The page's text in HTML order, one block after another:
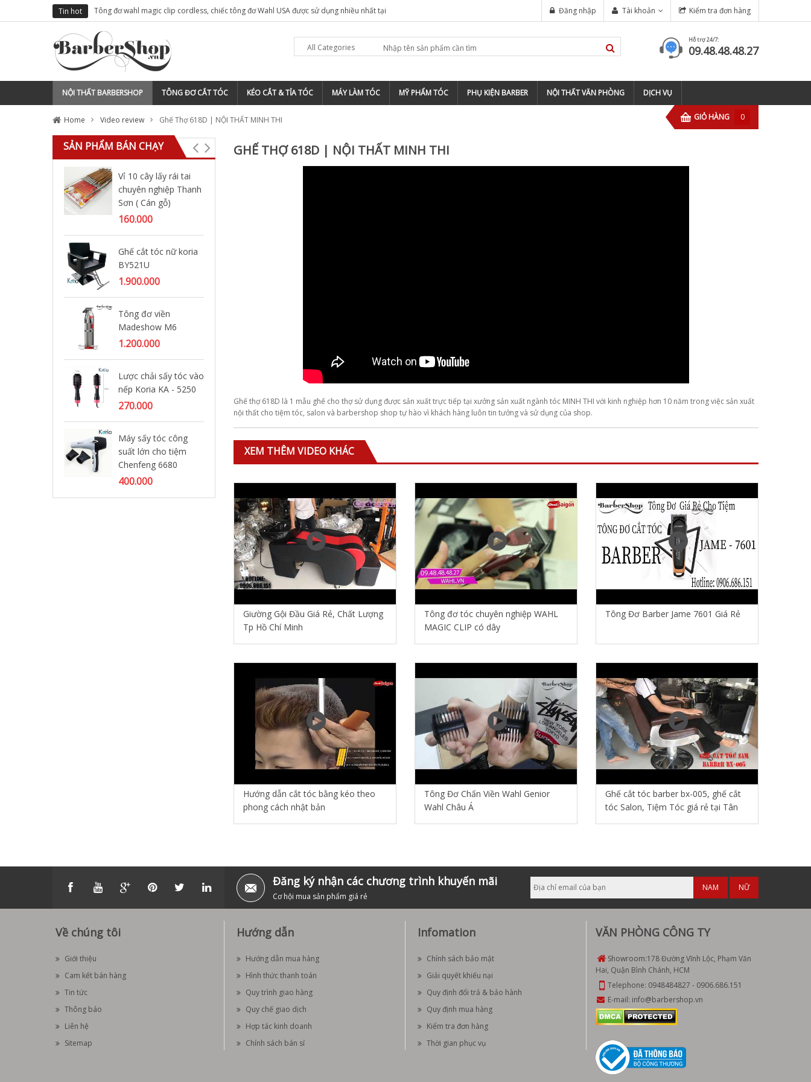
Tin hot Tông đơ wahl magic clip cordless, chiếc tông đơ Wahl USA được sử dụng nhiều nhất tại
việt nam
Kiểm tra đơn hàng
Tài khoản
Đăng nhập
All Categories
Hỗ trợ 24/7:
09.48.48.48.27
NỘI THẤT BARBERSHOP TÔNG ĐƠ CẮT TÓC KÉO CẮT & TỈA TÓC MÁY LÀM TÓC MỸ PHẨM TÓC PHỤ KIỆN BARBER NỘI THẤT VĂN PHÒNG DỊCH VỤ
GIỎ HÀNG 0
Home Video review Ghế Thợ 618D | NỘI THẤT MINH THI
SẢN PHẨM BÁN CHẠY
Vỉ 10 cây lấy rái tai
chuyên nghiệp Thanh
Sơn ( Cán gỗ)
160.000
Ghế cắt tóc nữ koria
BY521U
1.900.000
Tông đơ viền
Madeshow M6
1.200.000
Lược chải sấy tóc vào
nếp Koria KA - 5250
270.000
Máy sấy tóc công
suất lớn cho tiệm
Chenfeng 6680
400.000
Diamond DX-002
Tông đơ wahl super
taper 220v
1.990.000
2.650.000
1.950.000
GHẾ THỢ 618D | NỘI THẤT MINH THI
Ghế thợ 618D là 1 mẫu ghế cho thợ sử dụng được sản xuất trực tiếp tại xưởng sản xuất ngành tóc MINH THI với kinh nghiệp hơn 10 năm trong việc sản xuất
nội thất cho tiệm tóc, salon và barbershop shop tự hào vì khách hàng luôn tin tưởng và sử dụng của shop.
XEM THÊM VIDEO KHÁC
Giường Gội Đầu Giá Rẻ, Chất Lượng
Tp Hồ Chí Minh
Tông đơ tóc chuyên nghiệp WAHL
MAGIC CLIP có dây
Tông Đơ Barber Jame 7601 Giá Rẻ
Hướng dẫn cắt tóc bằng kéo theo
phong cách nhật bản
Tông Đơ Chấn Viền Wahl Genior
Wahl Châu Á
Ghế cắt tóc barber bx-005, ghế cắt
tóc Salon, Tiệm Tóc giá rẻ tại Tân
Đăng ký nhận các chương trình khuyến mãi
Cơ hội mua sản phẩm giá rẻ
NAM NỮ
Về chúng tôi
Giới thiệu
Cam kết bán hàng
Tin tức
Thông báo
Liên hệ
Sitemap
Hướng dẫn
Hướng dẫn mua hàng
Hình thức thanh toán
Quy trình giao hàng
Quy chế giao dịch
Hợp tác kinh doanh
Chính sách bán sỉ
Infomation
Chính sách bảo mật
Giải quyết khiếu nại
Quy định đổi trả & bảo hành
Quy định mua hàng
Kiểm tra đơn hàng
Thời gian phục vụ
VĂN PHÒNG CÔNG TY
Showroom:178 Đường Vĩnh Lộc, Phạm Văn
Hai, Quận Bình Chánh, HCM
Telephone: 0948484827 - 0906.686.151
E-mail: info@barbershop.vn